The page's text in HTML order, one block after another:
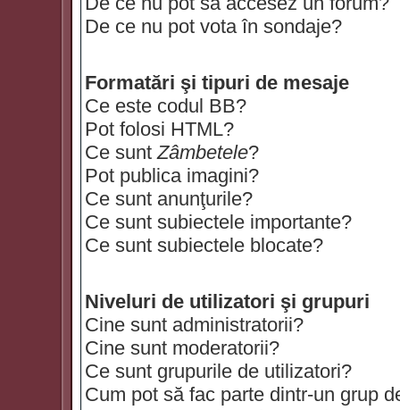
De ce nu pot vota în sondaje?
Formatări şi tipuri de mesaje
Ce este codul BB?
Pot folosi HTML?
Ce suntZâmbetele?
Pot publica imagini?
Ce sunt anunţurile?
Ce sunt subiectele importante?
Ce sunt subiectele blocate?
Niveluri de utilizatori şi grupuri
Cine sunt administratorii?
Cine sunt moderatorii?
Ce sunt grupurile de utilizatori?
Cum pot să fac parte dintr-un grup